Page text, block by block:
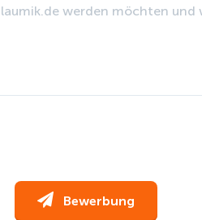
Bewerbung